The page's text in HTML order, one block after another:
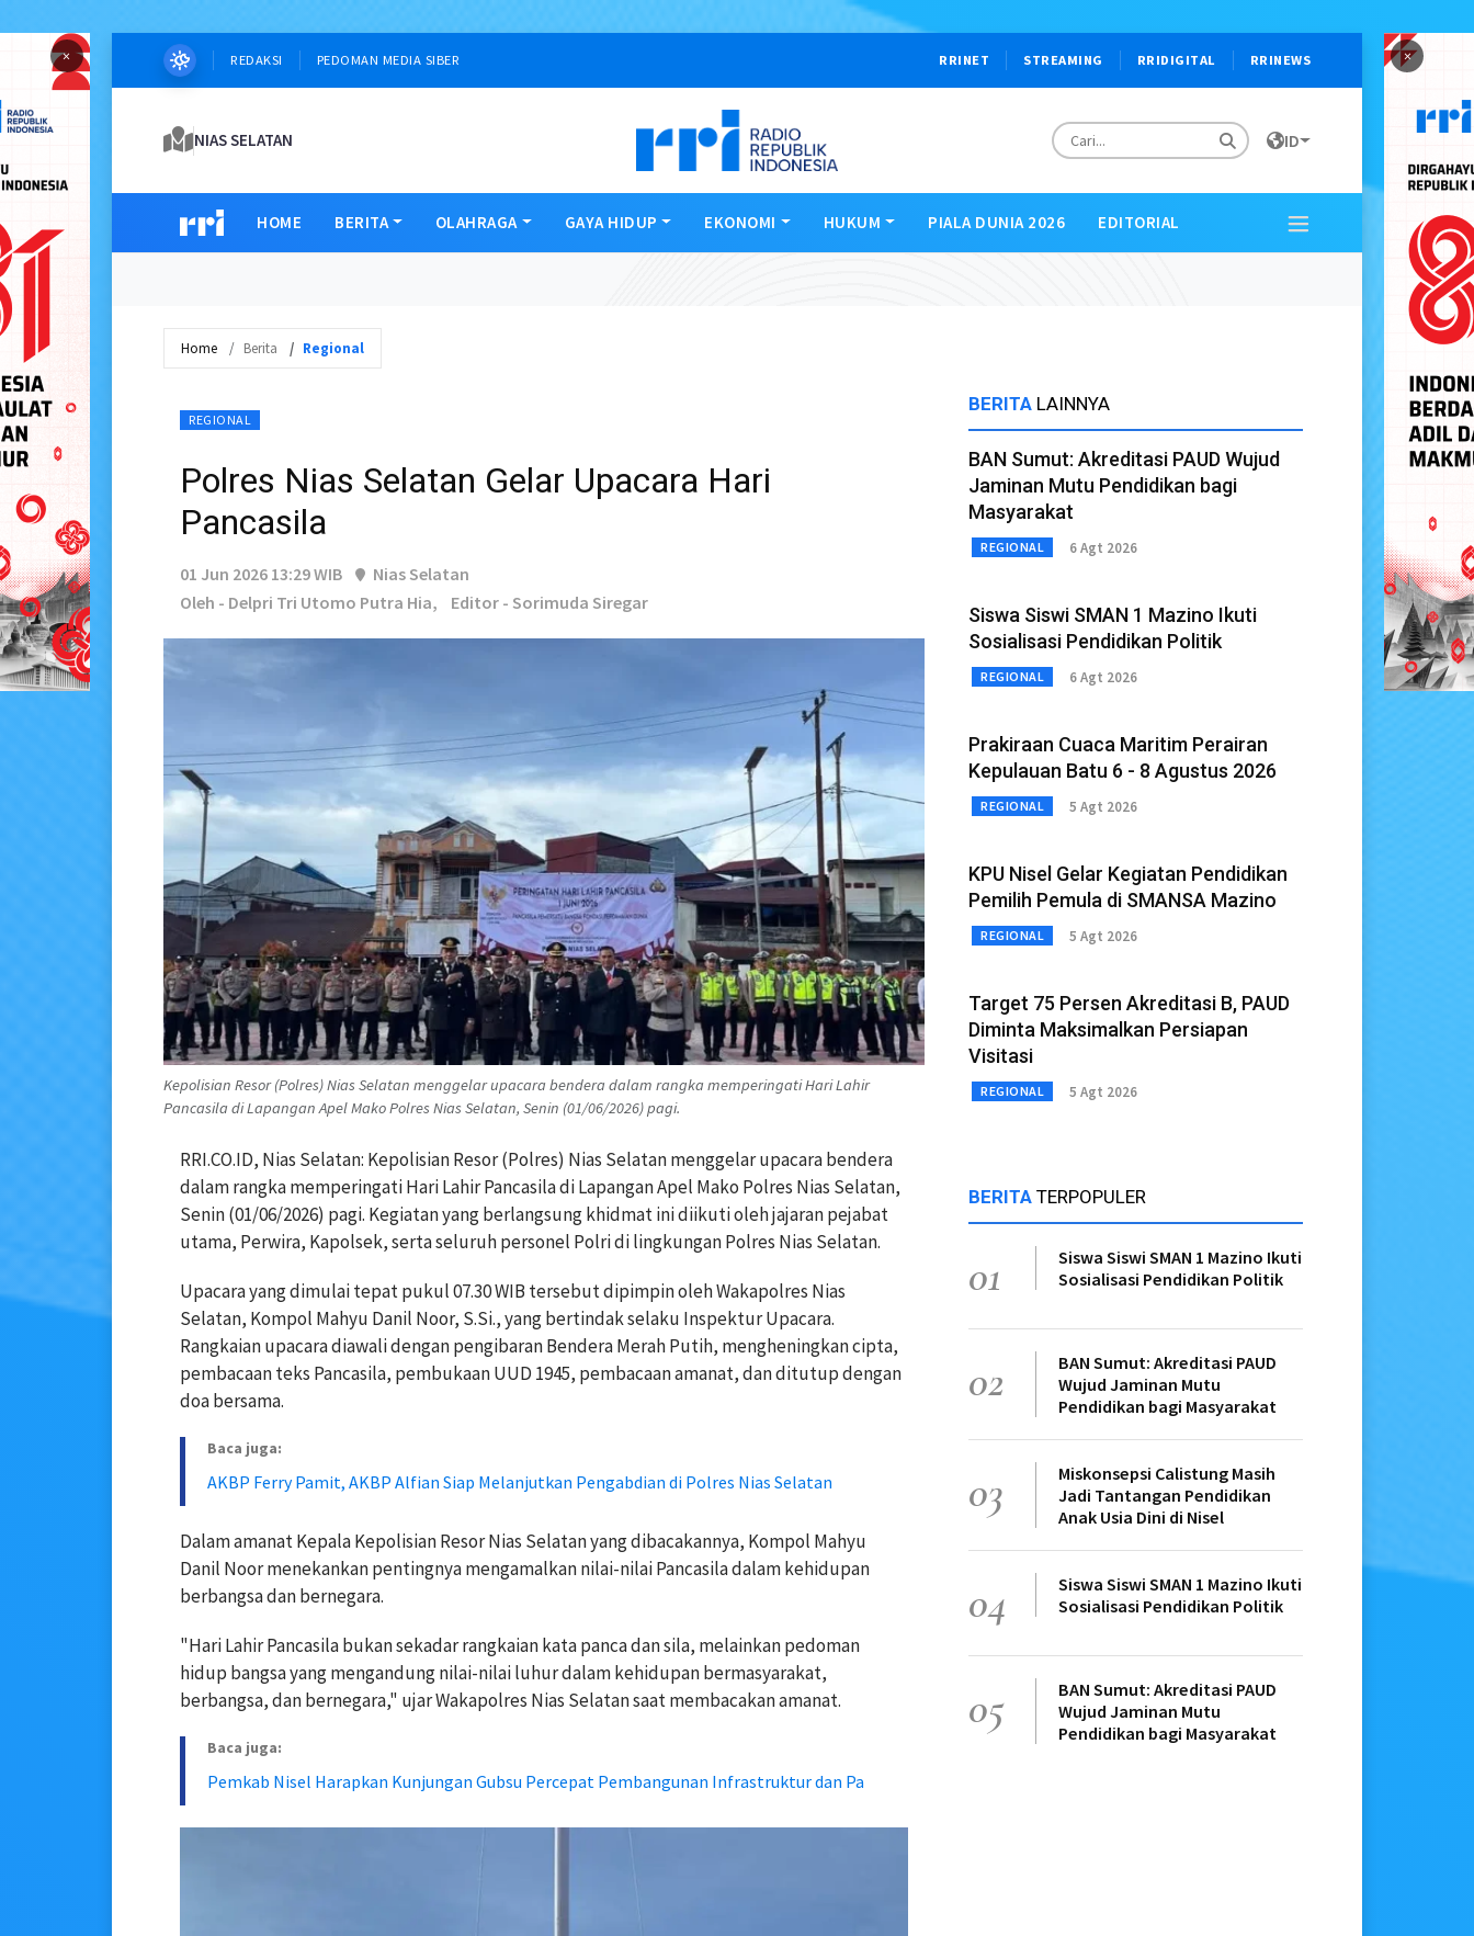
× ×
REDAKSI PEDOMAN MEDIA SIBER RRINET STREAMING RRIDIGITAL RRINEWS
NIAS SELATAN ID
HOME BERITA OLAHRAGA GAYA HIDUP EKONOMI HUKUM PIALA DUNIA 2026 EDITORIAL
Home Berita Regional
REGIONAL
Polres Nias Selatan Gelar Upacara Hari
Pancasila
01 Jun 2026 13:29 WIB
Nias Selatan
Oleh - Delpri Tri Utomo Putra Hia,
Editor - Sorimuda Siregar
Kepolisian Resor (Polres) Nias Selatan menggelar upacara bendera dalam rangka memperingati Hari Lahir
Pancasila di Lapangan Apel Mako Polres Nias Selatan, Senin (01/06/2026) pagi.
RRI.CO.ID, Nias Selatan: Kepolisian Resor (Polres) Nias Selatan menggelar upacara bendera
dalam rangka memperingati Hari Lahir Pancasila di Lapangan Apel Mako Polres Nias Selatan,
Senin (01/06/2026) pagi. Kegiatan yang berlangsung khidmat ini diikuti oleh jajaran pejabat
utama, Perwira, Kapolsek, serta seluruh personel Polri di lingkungan Polres Nias Selatan.
Upacara yang dimulai tepat pukul 07.30 WIB tersebut dipimpin oleh Wakapolres Nias
Selatan, Kompol Mahyu Danil Noor, S.Si., yang bertindak selaku Inspektur Upacara.
Rangkaian upacara diawali dengan pengibaran Bendera Merah Putih, mengheningkan cipta,
pembacaan teks Pancasila, pembukaan UUD 1945, pembacaan amanat, dan ditutup dengan
doa bersama.
Baca juga:
AKBP Ferry Pamit, AKBP Alfian Siap Melanjutkan Pengabdian di Polres Nias Selatan
Dalam amanat Kepala Kepolisian Resor Nias Selatan yang dibacakannya, Kompol Mahyu
Danil Noor menekankan pentingnya mengamalkan nilai-nilai Pancasila dalam kehidupan
berbangsa dan bernegara.
"Hari Lahir Pancasila bukan sekadar rangkaian kata panca dan sila, melainkan pedoman
hidup bangsa yang mengandung nilai-nilai luhur dalam kehidupan bermasyarakat,
berbangsa, dan bernegara," ujar Wakapolres Nias Selatan saat membacakan amanat.
Baca juga:
Pemkab Nisel Harapkan Kunjungan Gubsu Percepat Pembangunan Infrastruktur dan Pa
BERITA LAINNYA
BAN Sumut: Akreditasi PAUD Wujud
Jaminan Mutu Pendidikan bagi
Masyarakat
REGIONAL 6 Agt 2026
Siswa Siswi SMAN 1 Mazino Ikuti
Sosialisasi Pendidikan Politik
REGIONAL 6 Agt 2026
Prakiraan Cuaca Maritim Perairan
Kepulauan Batu 6 - 8 Agustus 2026
REGIONAL 5 Agt 2026
KPU Nisel Gelar Kegiatan Pendidikan
Pemilih Pemula di SMANSA Mazino
REGIONAL 5 Agt 2026
Target 75 Persen Akreditasi B, PAUD
Diminta Maksimalkan Persiapan
Visitasi
REGIONAL 5 Agt 2026
BERITA TERPOPULER
01
Siswa Siswi SMAN 1 Mazino Ikuti
Sosialisasi Pendidikan Politik
02
BAN Sumut: Akreditasi PAUD
Wujud Jaminan Mutu
Pendidikan bagi Masyarakat
03
Miskonsepsi Calistung Masih
Jadi Tantangan Pendidikan
Anak Usia Dini di Nisel
04
Siswa Siswi SMAN 1 Mazino Ikuti
Sosialisasi Pendidikan Politik
05
BAN Sumut: Akreditasi PAUD
Wujud Jaminan Mutu
Pendidikan bagi Masyarakat